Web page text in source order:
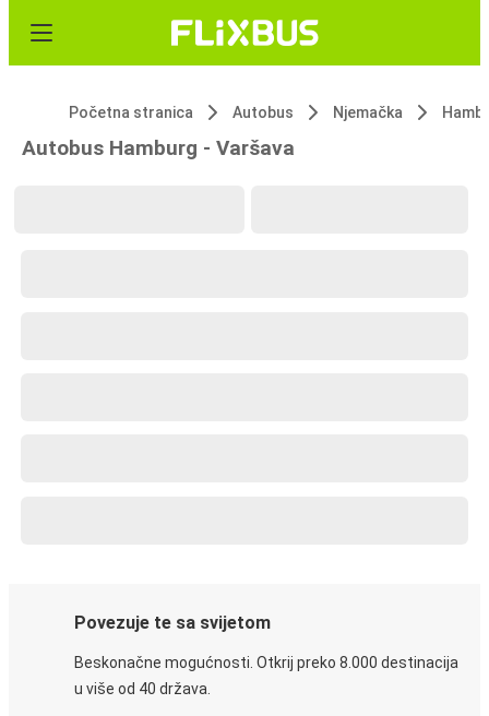
Početna stranica Autobus Njemačka
Autobus Hamburg - Varšava
Povezuje te sa svijetom
Beskonačne mogućnosti. Otkrij preko 8.000 destinacija
u više od 40 država.